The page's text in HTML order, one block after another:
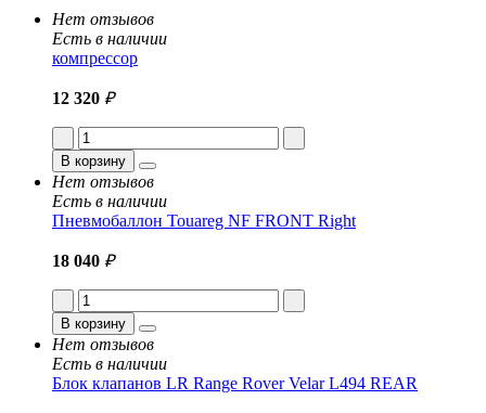
Нет отзывов
Есть в наличии
компрессор
12 320 ₽
В корзину
Нет отзывов
Есть в наличии
Пневмобаллон Touareg NF FRONT Right
18 040 ₽
В корзину
Нет отзывов
Есть в наличии
Блок клапанов LR Range Rover Velar L494 REAR